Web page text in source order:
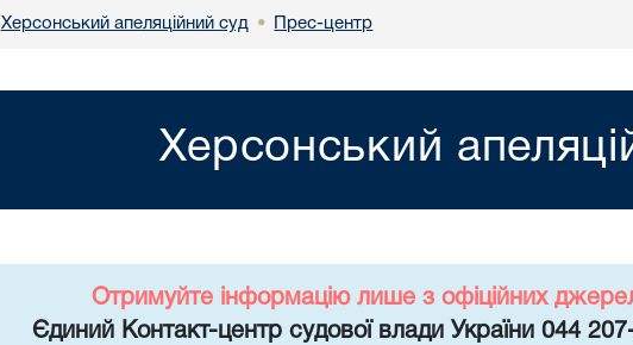
Херсонський апеляційний суд • Прес-центр
Херсонський
Отримуйте інформацію лише з офіційних
Єдиний Контакт-центр судової влади України 044